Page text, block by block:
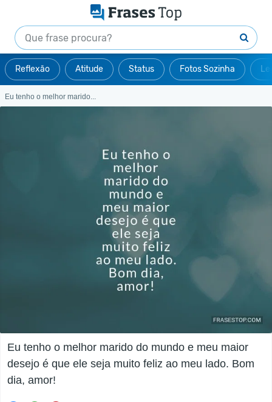
Reflexão Atitude Status Fotos Sozinha
Eu tenho o melhor marido...
Eu tenho o melhor marido do mundo e meu maior
desejo é que ele seja muito feliz ao meu lado. Bom
dia, amor!